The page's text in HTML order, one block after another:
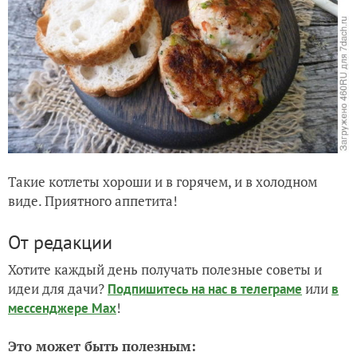
Такие котлеты хороши и в горячем, и в холодном
виде. Приятного аппетита!
От редакции
Хотите каждый день получать полезные советы и
идеи для дачи? Подпишитесь на нас в телеграме или в
мессенджере Max!
Это может быть полезным: